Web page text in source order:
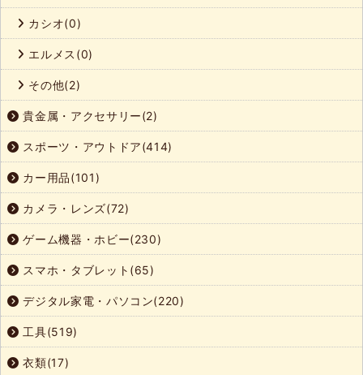
カシオ(0)
エルメス(0)
その他(2)
貴金属・アクセサリー(2)
スポーツ・アウトドア(414)
カー用品(101)
カメラ・レンズ(72)
ゲーム機器・ホビー(230)
スマホ・タブレット(65)
デジタル家電・パソコン(220)
工具(519)
衣類(17)